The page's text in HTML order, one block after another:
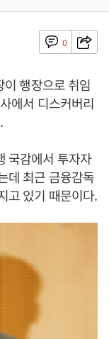
0
행장으로 취임
에서 디스커버리
국감에서 투자자
데 최근 금융감독
고 있기 때문이다.